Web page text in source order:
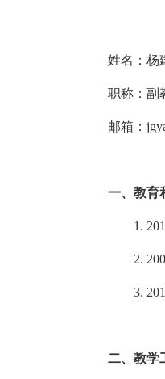
姓名：杨
职称：副
邮箱：
一、教育
1.
2.
3.
二、教学